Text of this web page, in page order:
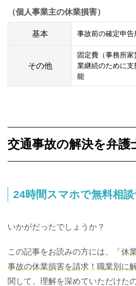
（個人事業主の休業損害）
基本 事故前の確定申告
その他
固定費（事務所
業継続のために
能
交通事故の解決を弁護
24時間スマホで無料相
いかがだったでしょうか？
この記事をお読みの方には、「 休
事故の休業損害を請求！職業別に
関して、理解を深めていただけた